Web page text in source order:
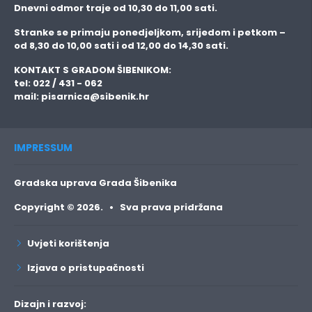
Dnevni odmor traje od 10,30 do 11,00 sati.
Stranke se primaju ponedjeljkom, srijedom i petkom –
od 8,30 do 10,00 sati i od 12,00 do 14,30 sati.
KONTAKT S GRADOM ŠIBENIKOM:
tel: 022 / 431 - 062
mail: pisarnica@sibenik.hr
IMPRESSUM
Gradska uprava Grada Šibenika
Copyright © 2026. • Sva prava pridržana
Uvjeti korištenja
Izjava o pristupačnosti
Dizajn i razvoj: